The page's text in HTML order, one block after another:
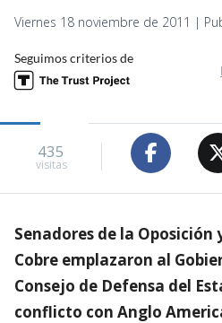
Viernes 18 noviembre de 2011 |
Seguimos criterios de
435
visitas
Senadores de la
Cobre emplazaron al
Consejo de Defensa del
conflicto con Anglo